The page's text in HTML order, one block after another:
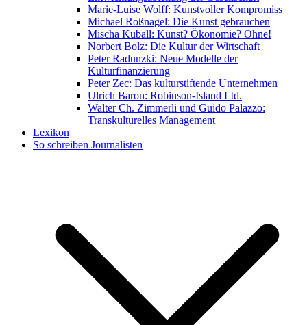
Marie-Luise Wolff: Kunstvoller Kompromiss
Michael Roßnagel: Die Kunst gebrauchen
Mischa Kuball: Kunst? Ökonomie? Ohne!
Norbert Bolz: Die Kultur der Wirtschaft
Peter Radunzki: Neue Modelle der
Kulturfinanzierung
Peter Zec: Das kulturstiftende Unternehmen
Ulrich Baron: Robinson-Island Ltd.
Walter Ch. Zimmerli und Guido Palazzo:
Transkulturelles Management
Lexikon
So schreiben Journalisten